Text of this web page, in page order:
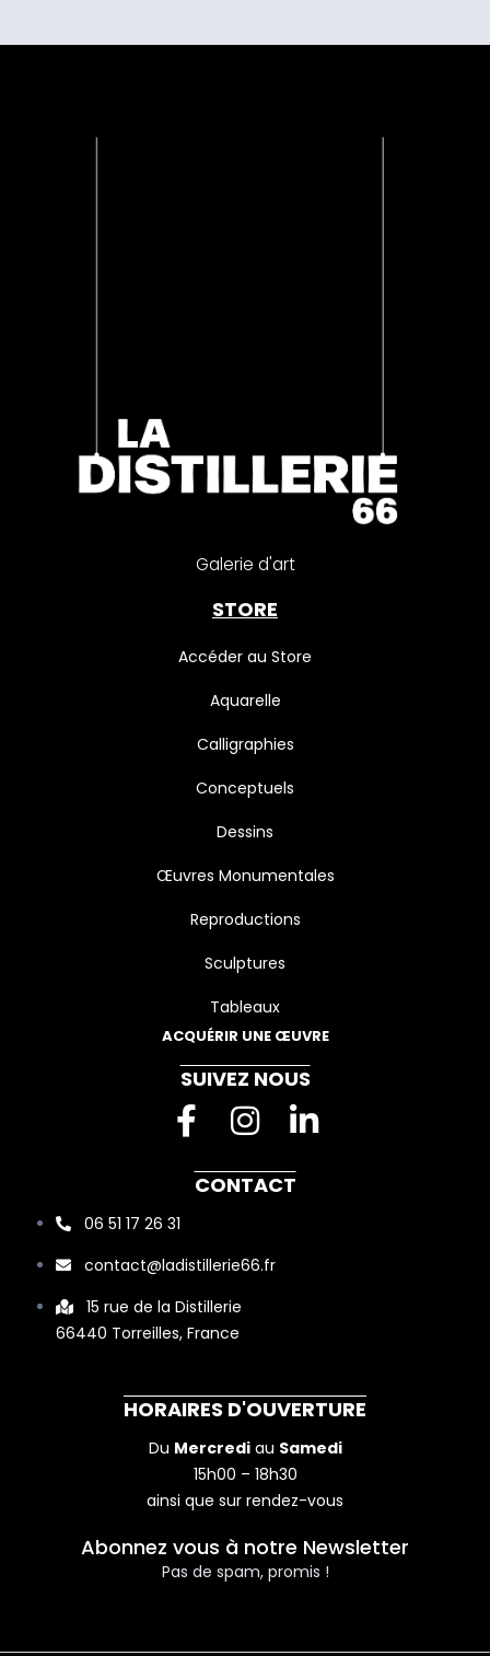
Galerie d'art
STORE
Accéder au Store
Aquarelle
Calligraphies
Conceptuels
Dessins
Œuvres Monumentales
Reproductions
Sculptures
Tableaux
ACQUÉRIR UNE ŒUVRE
SUIVEZ NOUS
F
a
c
b
o
o
k
f
I
s
a
g
L
i
n
CONTACT
06 51 17 26 31
contact@ladistillerie66.fr
15 rue de la Distillerie
66440 Torreilles, France
HORAIRES D'OUVERTURE
Du Mercrediau Samedi
15h00 – 18h30
ainsi que sur rendez-vous
Abonnez vous à notre Newsletter
Pas de spam, promis !